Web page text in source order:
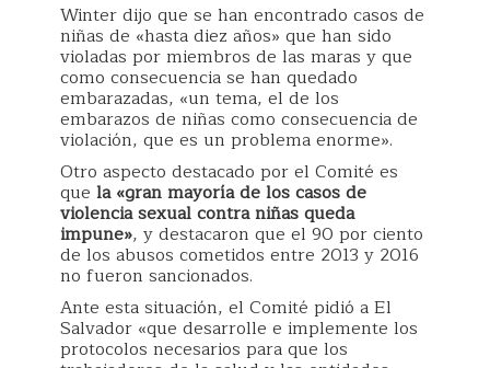
Winter dijo que se han encontrado casos de
niñas de «hasta diez años» que han sido
violadas por miembros de las maras y que
como consecuencia se han quedado
embarazadas, «un tema, el de los
embarazos de niñas como consecuencia de
violación, que es un problema enorme».
Otro aspecto destacado por el Comité es
que la «gran mayoría de los casos de
violencia sexual contra niñas queda
impune», y destacaron que el 90 por ciento
de los abusos cometidos entre 2013 y 2016
no fueron sancionados.
Ante esta situación, el Comité pidió a El
Salvador «que desarrolle e implemente los
protocolos necesarios para que los